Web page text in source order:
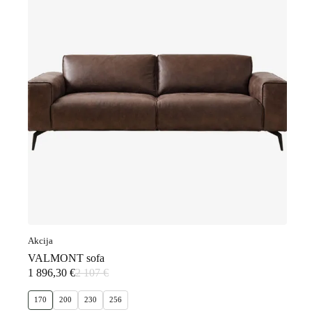
Akcija
VALMONT sofa
2 107€
Original
price
was:
1 896,30 €
Current
price
is:
170 200 230 256